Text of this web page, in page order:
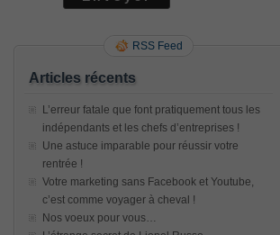
RSS Feed
Articles récents
L’erreur fatale que font pratiquement tous les
indépendants et les chefs d’entreprises !
Une astuce imparable pour réussir votre
rentrée !
Votre marketing sans Facebook et Youtube,
c’est comme voyager à cheval !
Nos voeux pour vous…